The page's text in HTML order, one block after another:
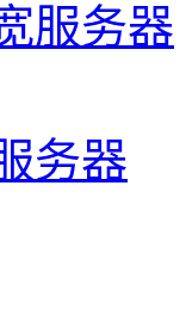
服务器
务器